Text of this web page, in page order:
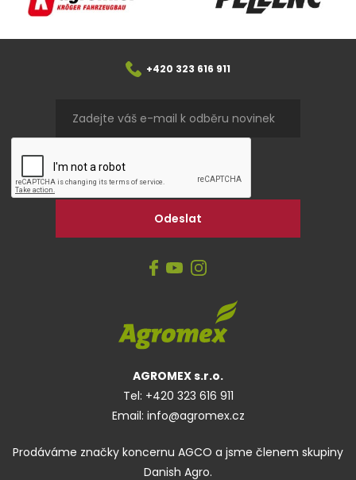
+420 323 616 911
AGROMEX s.r.o.
Tel: +420 323 616 911
Email: info@agromex.cz
Prodáváme značky koncernu AGCO a jsme členem skupiny
Danish Agro.